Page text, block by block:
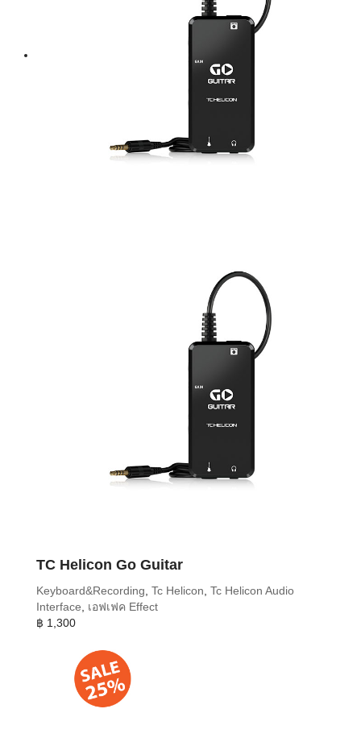
TC Helicon Go Guitar
Keyboard&Recording Tc Helicon Tc Helicon Audio
Interface
เอฟเฟค Effect
฿ 1,300